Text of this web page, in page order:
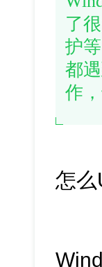
了
护
都
作
怎